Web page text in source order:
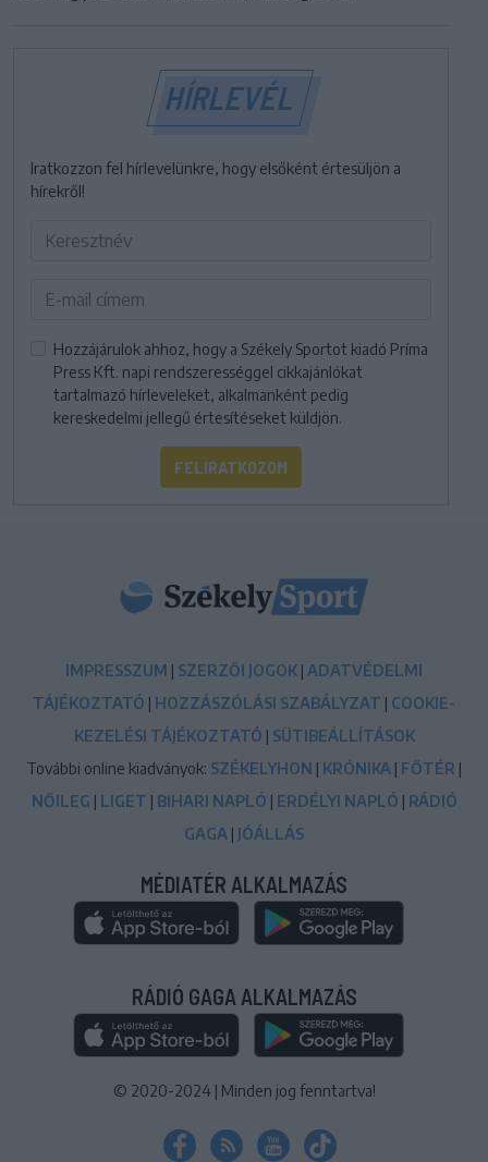
HÍRLEVÉL
Iratkozzon fel hírlevelünkre, hogy elsőként értesüljön a
hírekről!
Hozzájárulok ahhoz, hogy a Székely Sportot kiadó Príma
Press Kft. napi rendszerességgel cikkajánlókat
tartalmazó hírleveleket, alkalmanként pedig
kereskedelmi jellegű értesítéseket küldjön.
FELIRATKOZOM
IMPRESSZUM | SZERZŐI JOGOK | ADATVÉDELMI
TÁJÉKOZTATÓ | HOZZÁSZÓLÁSI SZABÁLYZAT | COOKIE-
KEZELÉSI TÁJÉKOZTATÓ | SÜTIBEÁLLÍTÁSOK
További online kiadványok: SZÉKELYHON | KRÓNIKA | FŐTÉR |
NŐILEG | LIGET | BIHARI NAPLÓ | ERDÉLYI NAPLÓ | RÁDIÓ
GAGA | JÓÁLLÁS
MÉDIATÉR ALKALMAZÁS
RÁDIÓ GAGA ALKALMAZÁS
© 2020-2024 | Minden jog fenntartva!